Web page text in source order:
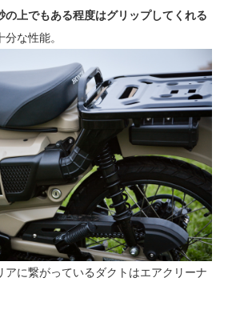
の上でもある程度はグリップしてくれる
な性能。
アに繋がっているダクトはエアクリーナ